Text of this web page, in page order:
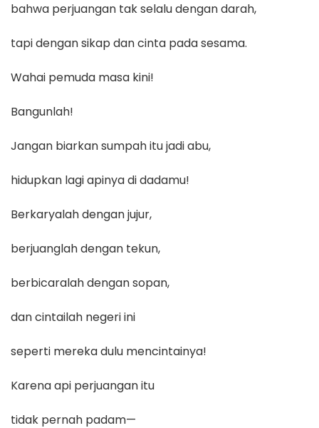
bahwa perjuangan tak selalu dengan darah,
tapi dengan sikap dan cinta pada sesama.
Wahai pemuda masa kini!
Bangunlah!
Jangan biarkan sumpah itu jadi abu,
hidupkan lagi apinya di dadamu!
Berkaryalah dengan jujur,
berjuanglah dengan tekun,
berbicaralah dengan sopan,
dan cintailah negeri ini
seperti mereka dulu mencintainya!
Karena api perjuangan itu
tidak pernah padam—